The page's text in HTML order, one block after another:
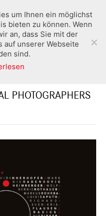
PHOTOGRAPHERS
um Ihnen ein möglichst
bieten zu können. Wenn
an, dass Sie mit der
auf unserer Webseite
sind.